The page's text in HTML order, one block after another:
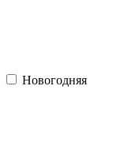
Новогодняя